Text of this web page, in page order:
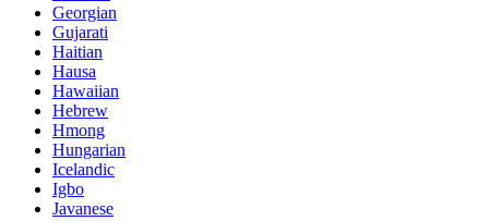
Georgian
Gujarati
Haitian
Hausa
Hawaiian
Hebrew
Hmong
Hungarian
Icelandic
Igbo
Javanese